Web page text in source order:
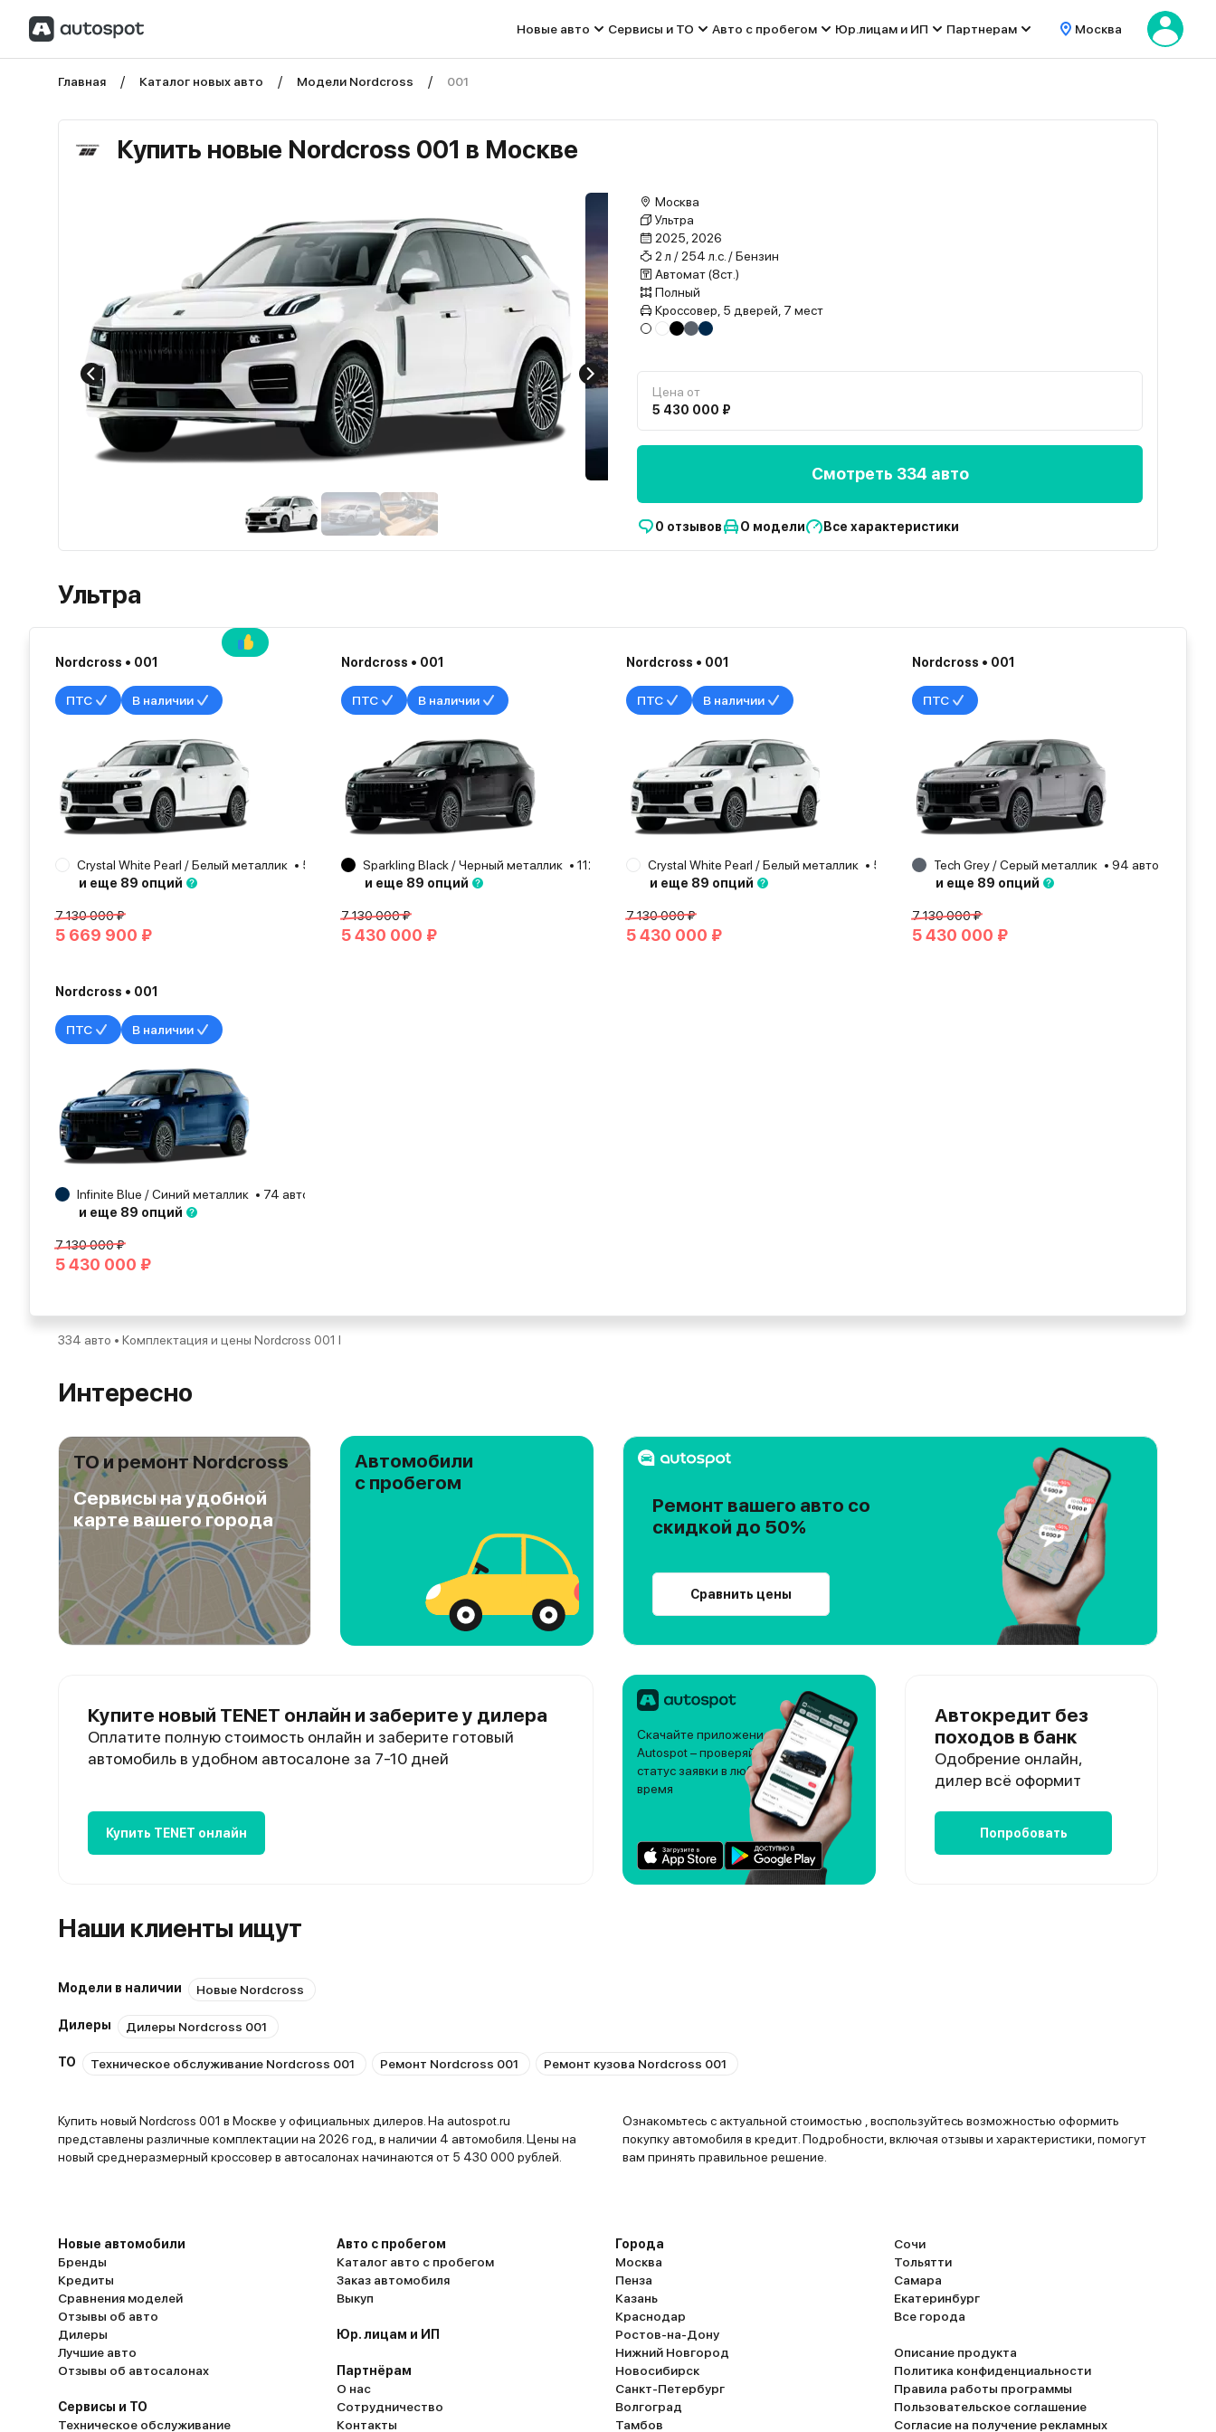
Новые авто Сервисы и ТО Авто с пробегом Юр.лицам и ИП Партнерам Москва
Главная Каталог новых авто Модели Nordcross 001
Купить новые Nordcross 001 в Москве
Москва
Ультра
2025, 2026
2 л / 254 л.с. / Бензин
Автомат (8ст.)
Полный
Кроссовер, 5 дверей, 7 мест
Цена от
5 430 000 ₽
Смотреть 334 авто
0 отзывов О модели Все характеристики
Ультра
Nordcross • 001
ПТС В наличии
Crystal White Pearl / Белый металлик 54 авто Москва
2025
и еще 89 опций
7 130 000 ₽
5 669 900 ₽
Nordcross • 001
ПТС В наличии
Sparkling Black / Черный металлик 112 авто Москва
2026
и еще 89 опций
7 130 000 ₽
5 430 000 ₽
Nordcross • 001
ПТС В наличии
Crystal White Pearl / Белый металлик 54 авто Москва
2026
и еще 89 опций
7 130 000 ₽
5 430 000 ₽
Nordcross • 001
ПТС
Tech Grey / Серый металлик 94 авто
и еще 89 опций
7 130 000 ₽
5 430 000 ₽
Nordcross • 001
ПТС В наличии
Infinite Blue / Синий металлик 74 авто
и еще 89 опций
7 130 000 ₽
5 430 000 ₽
334 авто • Комплектация и цены Nordcross 001 I
Интересно
ТО и ремонт Nordcross
Сервисы на удобной
карте вашего города
Автомобили
с пробегом
Ремонт вашего авто со
скидкой до 50%
Сравнить цены
Купите новый TENET онлайн и заберите у дилера
Оплатите полную стоимость онлайн и заберите готовый
автомобиль в удобном автосалоне за 7-10 дней
Купить TENET онлайн
Скачайте приложение
Autospot – проверяйте
статус заявки в любое
время
Автокредит без
походов в банк
Одобрение онлайн,
дилер всё оформит
Попробовать
Наши клиенты ищут
Модели в наличии Новые Nordcross
Дилеры Дилеры Nordcross 001
ТО Техническое обслуживание Nordcross 001 Ремонт Nordcross 001 Ремонт кузова Nordcross 001
Купить новый Nordcross 001 в Москве у официальных дилеров. На autospot.ru
представлены различные комплектации на 2026 год, в наличии 4 автомобиля. Цены на
новый среднеразмерный кроссовер в автосалонах начинаются от 5 430 000 рублей.
Ознакомьтесь с актуальной стоимостью , воспользуйтесь возможностью оформить
покупку автомобиля в кредит. Подробности, включая отзывы и характеристики, помогут
вам принять правильное решение.
Новые автомобили
Бренды
Кредиты
Сравнения моделей
Отзывы об авто
Дилеры
Лучшие авто
Отзывы об автосалонах
Сервисы и ТО
Техническое обслуживание
Авто с пробегом
Каталог авто с пробегом
Заказ автомобиля
Выкуп
Юр. лицам и ИП
Партнёрам
О нас
Сотрудничество
Контакты
Города
Москва
Пенза
Казань
Краснодар
Ростов-на-Дону
Нижний Новгород
Новосибирск
Санкт-Петербург
Волгоград
Тамбов
Сочи
Тольятти
Самара
Екатеринбург
Все города
Описание продукта
Политика конфиденциальности
Правила работы программы
Пользовательское соглашение
Согласие на получение рекламных